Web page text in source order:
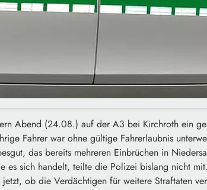
Abend (24.08.) auf der A3 bei Kirchroth ein
Fahrer war ohne gültige Fahrerlaubnis
das bereits mehreren Einbrüchen in
es sich handelt, teilte die Polizei bislang nicht
ob die Verdächtigen für weitere Straftaten